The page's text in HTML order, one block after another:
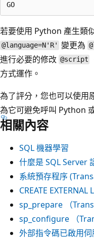
若要使用 Python 產生類
@language=N'R' 變更為
進行必要的修改 @script
方式運作。
為了評分，您也可以使用
為它可避免呼叫 Python
相關內容
SQL 機器學習
什麼是 SQL Server
系統預存程序
CREATE EXTERNAL
sp_prepare （
sp_configure （
外部指令碼已啟用